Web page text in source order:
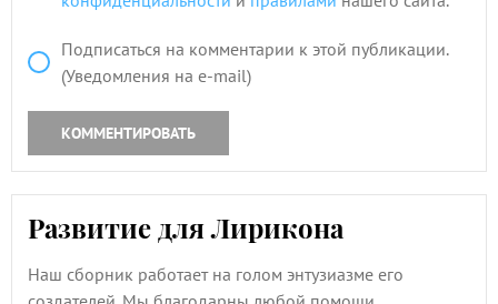
Подписаться на комментарии к этой публикации.
(Уведомления на e-mail)
КОММЕНТИРОВАТЬ
Развитие для Лирикона
Наш сборник работает на голом энтузиазме его